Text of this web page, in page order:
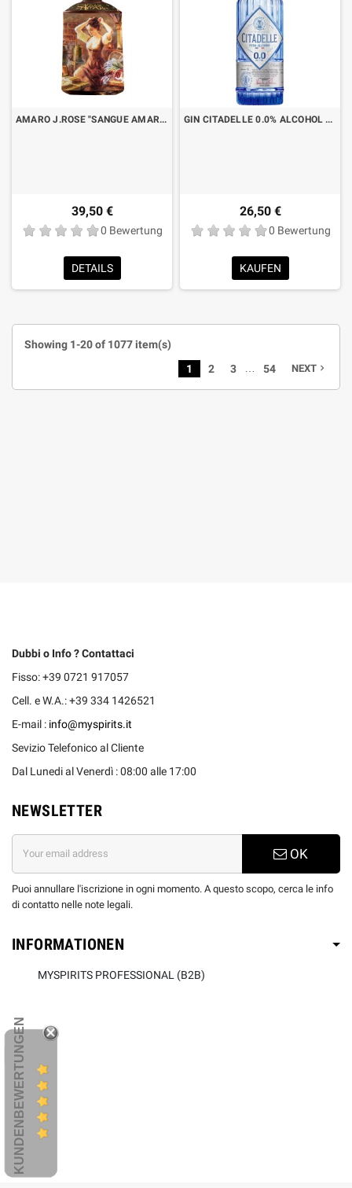
AMARO J.ROSE "SANGUE AMARO IL SEGRETO" CL.70
39,50 €
0 Bewertung
DETAILS
GIN CITADELLE 0.0% ALCOHOL FREE CL.70
26,50 €
0 Bewertung
KAUFEN
Showing 1-20 of 1077 item(s)
1
2 3 54 NEXT navigate_next
Dubbi o Info ? Contattaci
Fisso: +39 0721 917057
Cell. e W.A.: +39 334 1426521
E-mail : info@myspirits.it
Sevizio Telefonico al Cliente
Dal Lunedi al Venerdì : 08:00 alle 17:00
NEWSLETTER
OK
Puoi annullare l'iscrizione in ogni momento. A questo scopo, cerca le info
di contatto nelle note legali.
INFORMATIONEN
MYSPIRITS PROFESSIONAL (B2B)
KUNDENBEWERTUNGEN